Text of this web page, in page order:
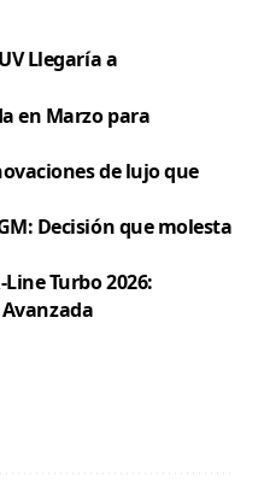
Llegaría a
en Marzo para
de lujo que
Decisión que molesta
Turbo 2026: